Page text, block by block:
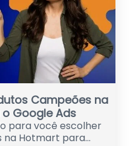
Campeões na
Google Ads
para você escolher
Hotmart para...